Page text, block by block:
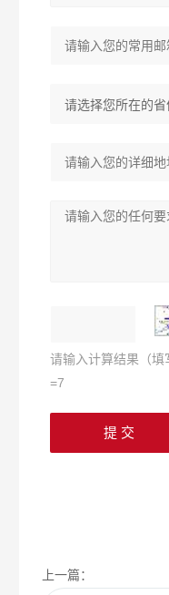
请输入计算结果（填
=7
上一篇：